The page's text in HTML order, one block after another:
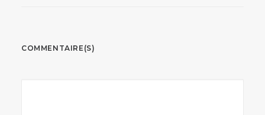
COMMENTAIRE(S)